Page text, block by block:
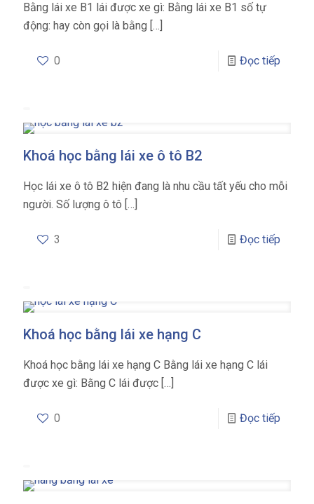
Bằng lái xe B1 lái được xe gì: Bằng lái xe B1 số tự
động: hay còn gọi là bằng […]
0 Đọc tiếp
Khoá học bằng lái xe ô tô B2
Học lái xe ô tô B2 hiện đang là nhu cầu tất yếu cho mỗi
người. Số lượng ô tô […]
3 Đọc tiếp
Khoá học bằng lái xe hạng C
Khoá học bằng lái xe hạng C Bằng lái xe hạng C lái
được xe gì: Bằng C lái được […]
0 Đọc tiếp